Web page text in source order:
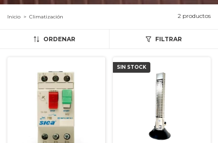
Inicio > Climatización 2 productos
ORDENAR FILTRAR
SIN STOCK